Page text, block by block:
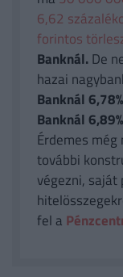
6,62
forintos
Banknál.De
hazai
Banknál
Banknál
Érdemes
további
végezni, saját
fel a